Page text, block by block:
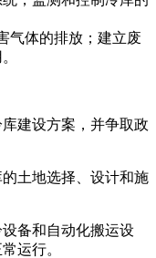
气体的排放；建立废
建设方案，并争取政
土地选择、设计和施
备和自动化搬运设
运行。